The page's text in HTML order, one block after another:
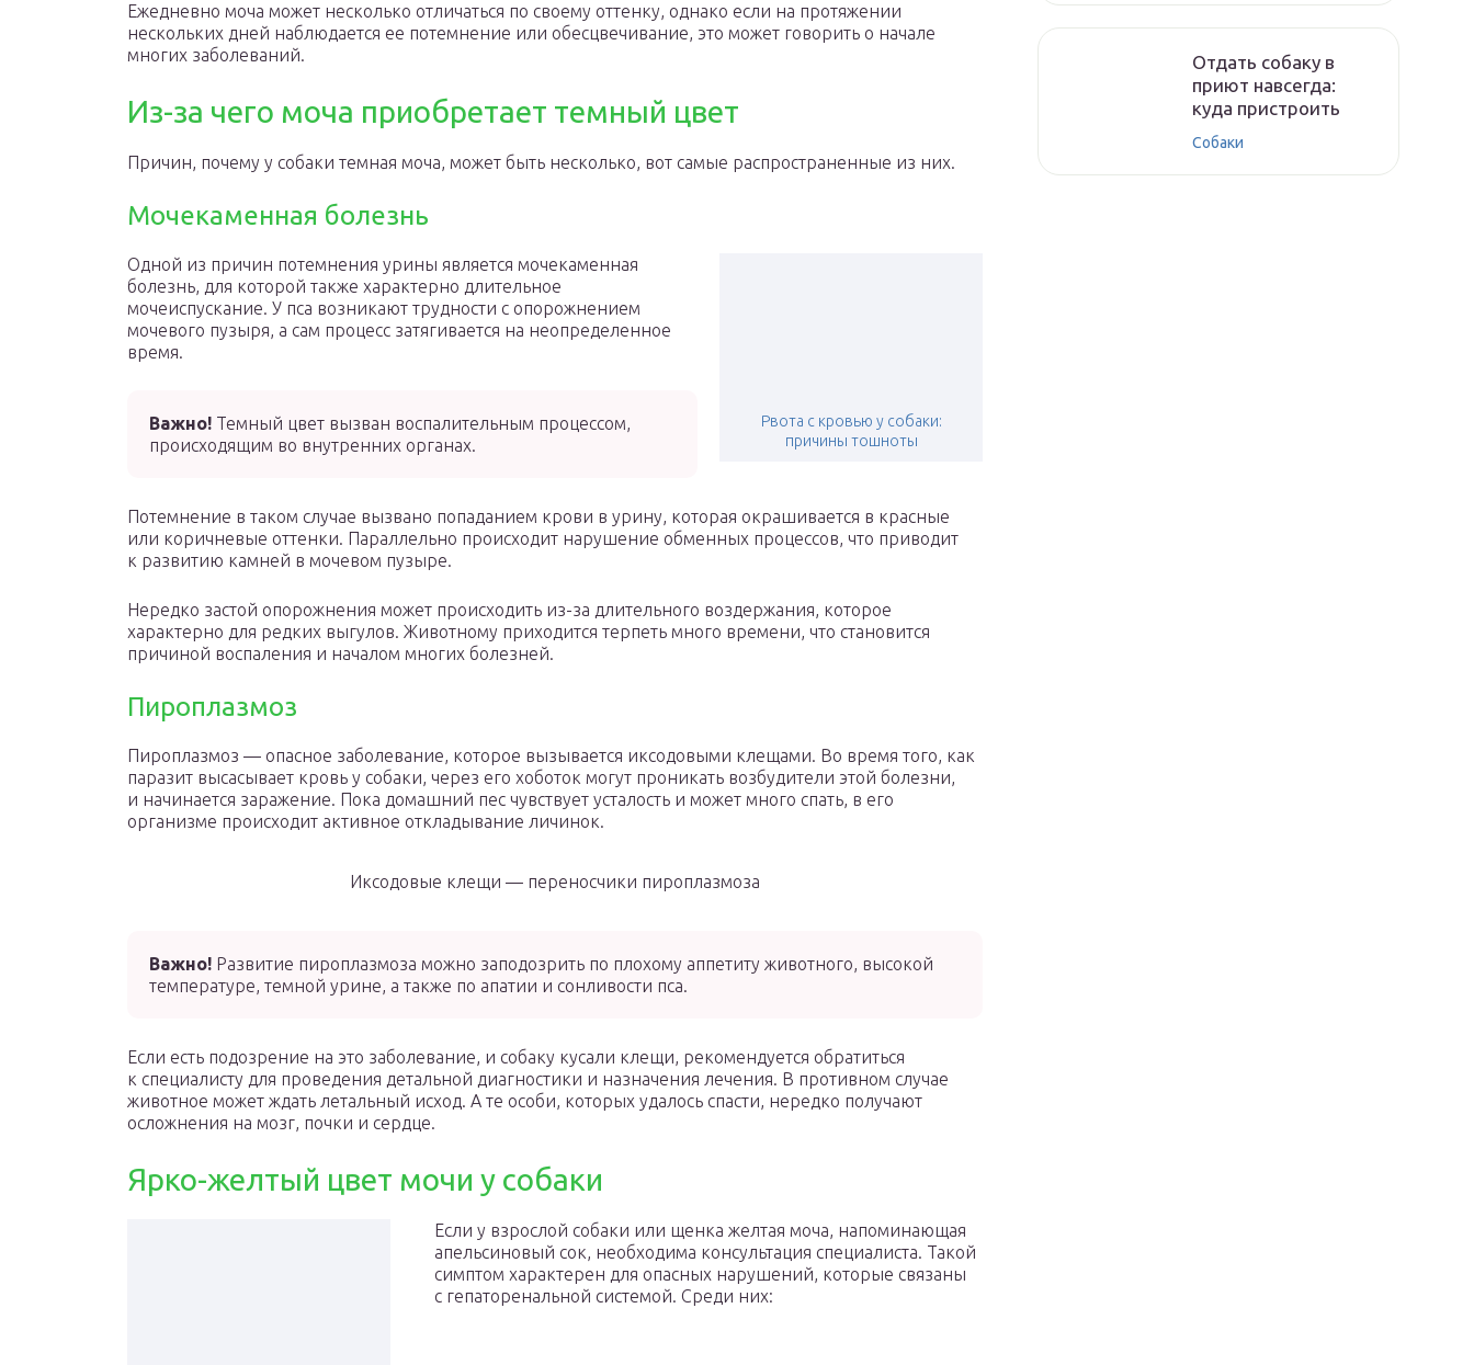
Ежедневно моча может несколько отличаться по своему оттенку, однако если на протяжении
нескольких дней наблюдается ее потемнение или обесцвечивание, это может говорить о начале
многих заболеваний.
Из-за чего моча приобретает темный цвет
Причин, почему у собаки темная моча, может быть несколько, вот самые распространенные из них.
Мочекаменная болезнь
Рвота с кровью у собаки:
причины тошноты
Одной из причин потемнения урины является мочекаменная
болезнь, для которой также характерно длительное
мочеиспускание. У пса возникают трудности с опорожнением
мочевого пузыря, а сам процесс затягивается на неопределенное
время.
Важно! Темный цвет вызван воспалительным процессом,
происходящим во внутренних органах.
Потемнение в таком случае вызвано попаданием крови в урину, которая окрашивается в красные
или коричневые оттенки. Параллельно происходит нарушение обменных процессов, что приводит
к развитию камней в мочевом пузыре.
Нередко застой опорожнения может происходить из-за длительного воздержания, которое
характерно для редких выгулов. Животному приходится терпеть много времени, что становится
причиной воспаления и началом многих болезней.
Пироплазмоз
Пироплазмоз — опасное заболевание, которое вызывается иксодовыми клещами. Во время того, как
паразит высасывает кровь у собаки, через его хоботок могут проникать возбудители этой болезни,
и начинается заражение. Пока домашний пес чувствует усталость и может много спать, в его
организме происходит активное откладывание личинок.
Иксодовые клещи — переносчики пироплазмоза
Важно! Развитие пироплазмоза можно заподозрить по плохому аппетиту животного, высокой
температуре, темной урине, а также по апатии и сонливости пса.
Если есть подозрение на это заболевание, и собаку кусали клещи, рекомендуется обратиться
к специалисту для проведения детальной диагностики и назначения лечения. В противном случае
животное может ждать летальный исход. А те особи, которых удалось спасти, нередко получают
осложнения на мозг, почки и сердце.
Ярко-желтый цвет мочи у собаки
Если у взрослой собаки или щенка желтая моча, напоминающая
апельсиновый сок, необходима консультация специалиста. Такой
симптом характерен для опасных нарушений, которые связаны
с гепаторенальной системой. Среди них:
Отдать собаку в
приют навсегда:
куда пристроить
Собаки